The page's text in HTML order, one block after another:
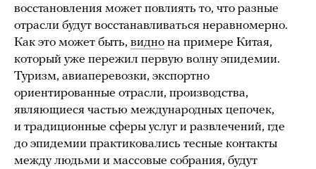
восстановления может повлиять то, что разные
отрасли будут восстанавливаться неравномерно.
Как это может быть, видно на примере Китая,
который уже пережил первую волну эпидемии.
Туризм, авиаперевозки, экспортно
ориентированные отрасли, производства,
являющиеся частью международных цепочек,
и традиционные сферы услуг и развлечений, где
до эпидемии практиковались тесные контакты
между людьми и массовые собрания, будут